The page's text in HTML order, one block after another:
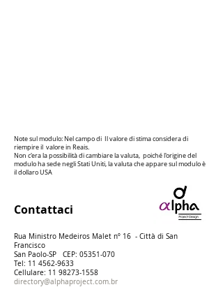
Note sul modulo: Nel campo di Il valore di stima considera di
riempire il valore in Reais.
Non c'era la possibilità di cambiare la valuta, poiché l'origine del
modulo ha sede negli Stati Uniti, la valuta che appare sul modulo è
il dollaro USA
Contattaci
Rua Ministro Medeiros Malet nº 16 - Città di San
Francisco
San Paolo-SP
CEP: 05351-070
Tel: 11 4562-9633
Cellulare: 11 98273-1558
directory@alphaproject.com.br